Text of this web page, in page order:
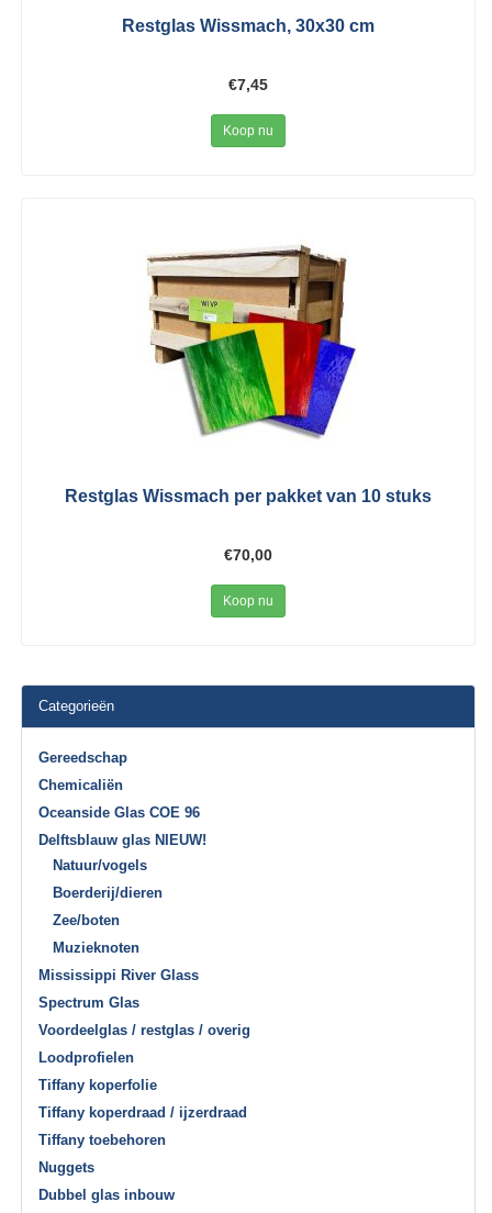
Restglas Wissmach, 30x30 cm
€7,45
Koop nu
Restglas Wissmach per pakket van 10 stuks
€70,00
Koop nu
Categorieën
Gereedschap
Chemicaliën
Oceanside Glas COE 96
Delftsblauw glas NIEUW!
Natuur/vogels
Boerderij/dieren
Zee/boten
Muzieknoten
Mississippi River Glass
Spectrum Glas
Voordeelglas / restglas / overig
Loodprofielen
Tiffany koperfolie
Tiffany koperdraad / ijzerdraad
Tiffany toebehoren
Nuggets
Dubbel glas inbouw